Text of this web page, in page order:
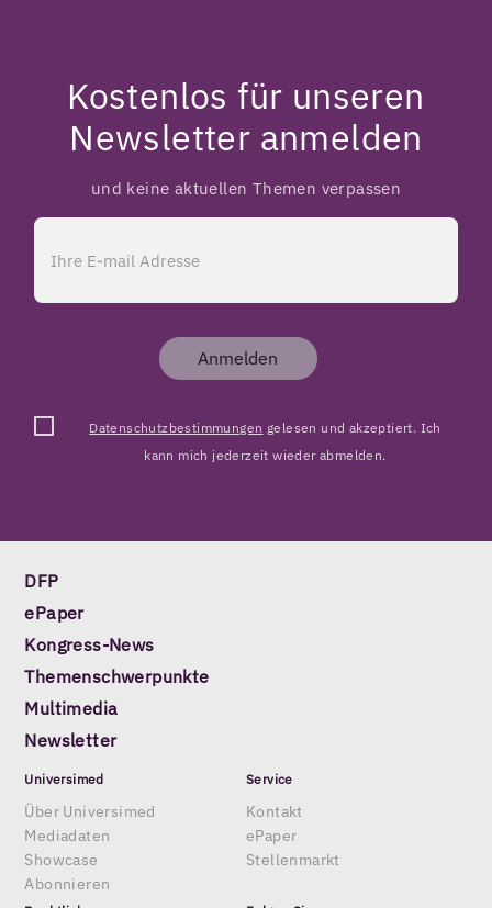
Kostenlos für unseren
Newsletter anmelden
und keine aktuellen Themen verpassen
Anmelden
Datenschutzbestimmungen gelesen und akzeptiert. Ich
kann mich jederzeit wieder abmelden.
DFP
ePaper
Kongress-News
Themenschwerpunkte
Multimedia
Newsletter
Universimed
Über Universimed
Mediadaten
Showcase
Abonnieren
Service
Kontakt
ePaper
Stellenmarkt